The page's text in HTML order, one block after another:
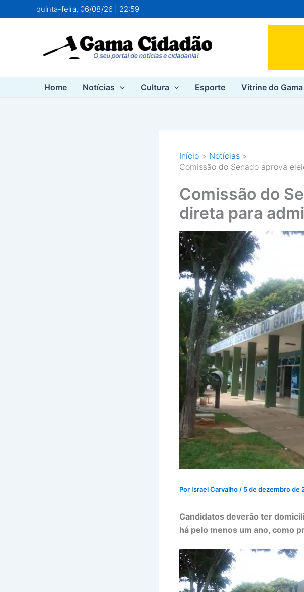
para
quinta-feira, 06/08/26 | 22:59
Home Notícias Cultura Esporte Vitrine do Gama
Início
Notícias
Comissão do Senado aprova
Comissão do
direta para
Por Israel Carvalho / 5 de dezembro de
Candidatos deverão ter
há pelo menos um ano, como